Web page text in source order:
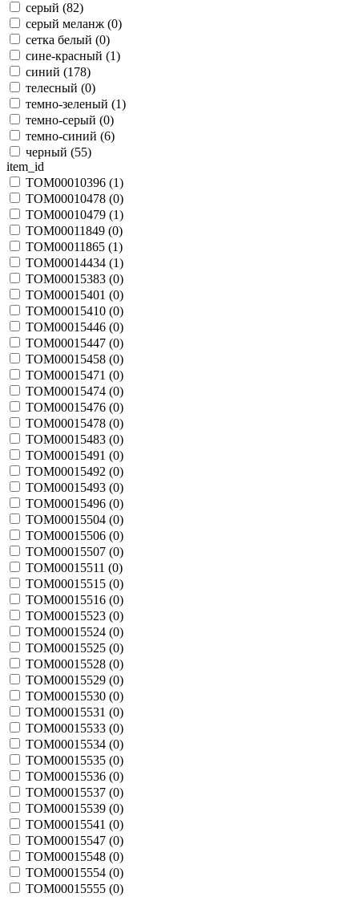
серый (82)
серый меланж (0)
сетка белый (0)
сине-красный (1)
синий (178)
телесный (0)
темно-зеленый (1)
темно-серый (0)
темно-синий (6)
черный (55)
item_id
TOM00010396 (1)
TOM00010478 (0)
TOM00010479 (1)
TOM00011849 (0)
TOM00011865 (1)
TOM00014434 (1)
TOM00015383 (0)
TOM00015401 (0)
TOM00015410 (0)
TOM00015446 (0)
TOM00015447 (0)
TOM00015458 (0)
TOM00015471 (0)
TOM00015474 (0)
TOM00015476 (0)
TOM00015478 (0)
TOM00015483 (0)
TOM00015491 (0)
TOM00015492 (0)
TOM00015493 (0)
TOM00015496 (0)
TOM00015504 (0)
TOM00015506 (0)
TOM00015507 (0)
TOM00015511 (0)
TOM00015515 (0)
TOM00015516 (0)
TOM00015523 (0)
TOM00015524 (0)
TOM00015525 (0)
TOM00015528 (0)
TOM00015529 (0)
TOM00015530 (0)
TOM00015531 (0)
TOM00015533 (0)
TOM00015534 (0)
TOM00015535 (0)
TOM00015536 (0)
TOM00015537 (0)
TOM00015539 (0)
TOM00015541 (0)
TOM00015547 (0)
TOM00015548 (0)
TOM00015554 (0)
TOM00015555 (0)